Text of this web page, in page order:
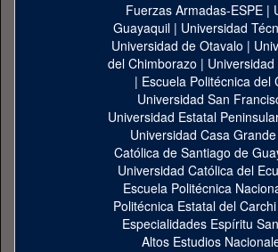
Fuerzas Armadas-ESPE |
Guayaquil| Universidad
Universidad de Otavalo |
del Chimborazo |
| Escuela Politécnica del
Universidad San
Universidad Estatal
Universidad Casa Grande
Católica de Santiago de
Universidad Católica del
Escuela Politécnica
Politécnica Estatal del Carchi
Especialidades Espíritu
Altos Estudios